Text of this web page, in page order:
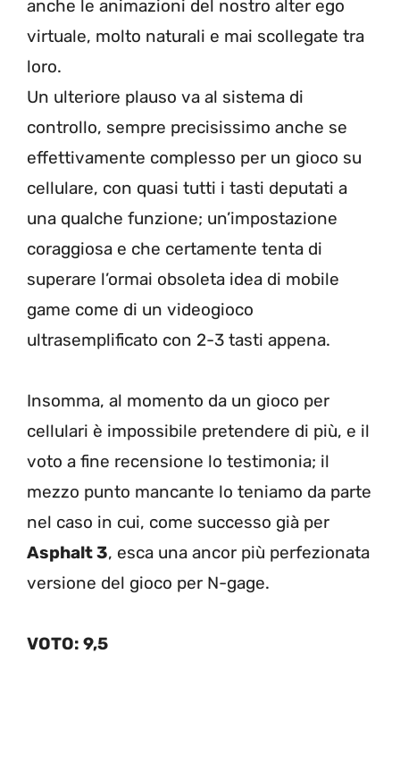
anche le animazioni del nostro alter ego
virtuale, molto naturali e mai scollegate tra
loro.
Un ulteriore plauso va al sistema di
controllo, sempre precisissimo anche se
effettivamente complesso per un gioco su
cellulare, con quasi tutti i tasti deputati a
una qualche funzione; un’impostazione
coraggiosa e che certamente tenta di
superare l’ormai obsoleta idea di mobile
game come di un videogioco
ultrasemplificato con 2-3 tasti appena.
Insomma, al momento da un gioco per
cellulari è impossibile pretendere di più, e il
voto a fine recensione lo testimonia; il
mezzo punto mancante lo teniamo da parte
nel caso in cui, come successo già per
Asphalt 3, esca una ancor più perfezionata
versione del gioco per N-gage.
VOTO: 9,5